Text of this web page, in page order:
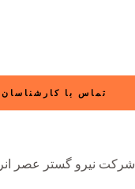
تماس با کارشناسان
شرکت نیرو گستر عصر